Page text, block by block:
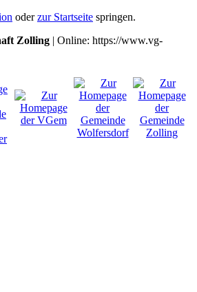
oderzur Startseite springen.
Zolling | Online: https://www.vg-